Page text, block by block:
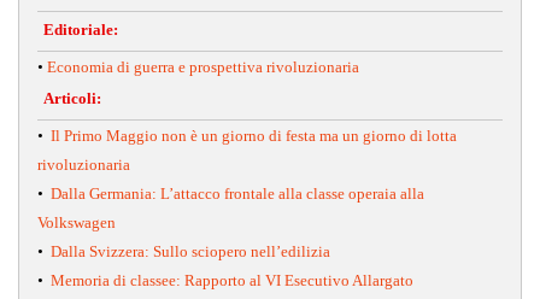
Editoriale:
• Economia di guerra e prospettiva rivoluzionaria
Articoli:
• Il Primo Maggio non è un giorno di festa ma un giorno di lotta
rivoluzionaria
• Dalla Germania: L’attacco frontale alla classe operaia alla
Volkswagen
• Dalla Svizzera: Sullo sciopero nell’edilizia
• Memoria di classee: Rapporto al VI Esecutivo Allargato